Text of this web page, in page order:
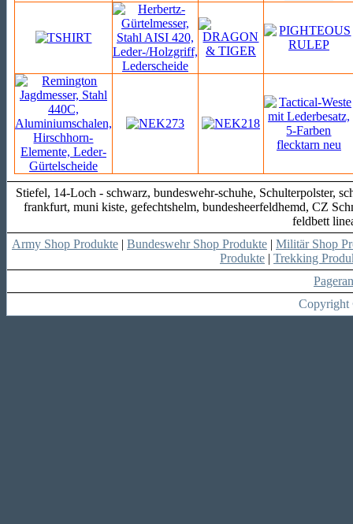
Stiefel, 14-Loch - schwarz, bundeswehr-schuhe, Schulterpolster,
frankfurt, muni kiste, gefechtshelm, bundesheerfeldhemd, CZ
feldbett
Army Shop Produkte | Bundeswehr Shop Produkte | Militär Shop
Produkte | Trekking